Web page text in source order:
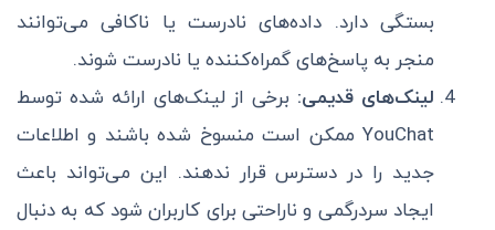
بستگی دارد. داده‌های نادرست یا ناکافی می‌توانند
منجر به پاسخ‌های گمراه‌کننده یا نادرست شوند.
لینک‌های قدیمی: برخی از لینک‌های ارائه شده توسط
YouChat ممکن است منسوخ شده باشند و اطلاعات
جدید را در دسترس قرار ندهند. این می‌تواند باعث
ایجاد سردرگمی و ناراحتی برای کاربران شود که به دنبال